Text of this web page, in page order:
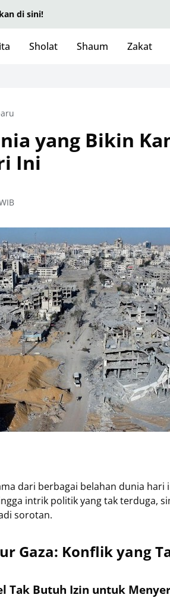
di sini!
Sholat Shaum Zakat
yang Bikin
Ini
dari berbagai belahan dunia hari
intrik politik yang tak terduga,
sorotan.
Gaza: Konflik yang
Tak Butuh Izin untuk